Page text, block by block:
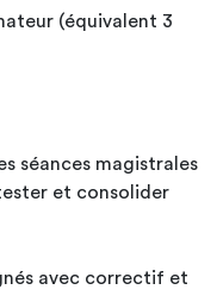
(équivalent 3
séances magistrales
et consolider
avec correctif et